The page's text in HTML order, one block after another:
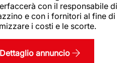
con il responsabile di
e con i fornitori al fine di
i costi e le scorte.
Dettaglio annuncio